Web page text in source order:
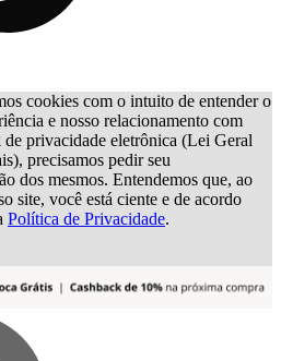
cookies com o intuito de entender o
e nosso relacionamento com
privacidade eletrônica (Lei Geral
precisamos pedir seu
dos mesmos. Entendemos que, ao
site, você está ciente e de acordo
Política de Privacidade.